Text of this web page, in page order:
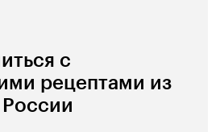
с
рецептами из